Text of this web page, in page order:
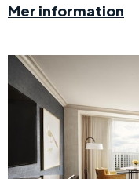
Mer information